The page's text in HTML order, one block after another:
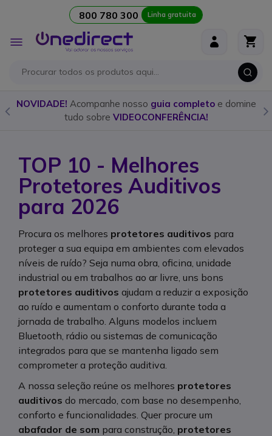
800 780 300 Linha gratuita
Alternar
Nav
Descubra o walkie talkieideal para cada ocasião com o
nosso guia detalhado!
TOP 10 - Melhores
Protetores Auditivos
para 2026
Procura os melhores protetores auditivos para
proteger a sua equipa em ambientes com elevados
níveis de ruído? Seja numa obra, oficina, unidade
industrial ou em trabalhos ao ar livre, uns bons
protetores auditivos ajudam a reduzir a exposição
ao ruído e aumentam o conforto durante toda a
jornada de trabalho. Alguns modelos incluem
Bluetooth, rádio ou sistemas de comunicação
integrados para que se mantenha ligado sem
comprometer a proteção auditiva.
A nossa seleção reúne os melhores protetores
auditivos do mercado, com base no desempenho,
conforto e funcionalidades. Quer procure um
abafador de som para construção, protetores